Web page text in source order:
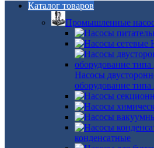
Каталог товаров
Промышленные
Насосы
оборудование
конденсатные